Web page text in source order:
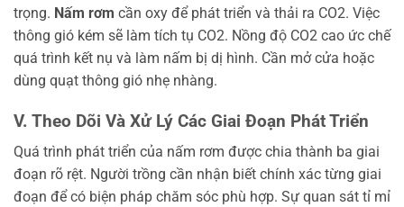
trọng. Nấm rơm cần oxy để phát triển và thải ra CO2. Việc
thông gió kém sẽ làm tích tụ CO2. Nồng độ CO2 cao ức chế
quá trình kết nụ và làm nấm bị dị hình. Cần mở cửa hoặc
dùng quạt thông gió nhẹ nhàng.
V. Theo Dõi Và Xử Lý Các Giai Đoạn Phát Triển
Quá trình phát triển của nấm rơm được chia thành ba giai
đoạn rõ rệt. Người trồng cần nhận biết chính xác từng giai
đoạn để có biện pháp chăm sóc phù hợp. Sự quan sát tỉ mỉ